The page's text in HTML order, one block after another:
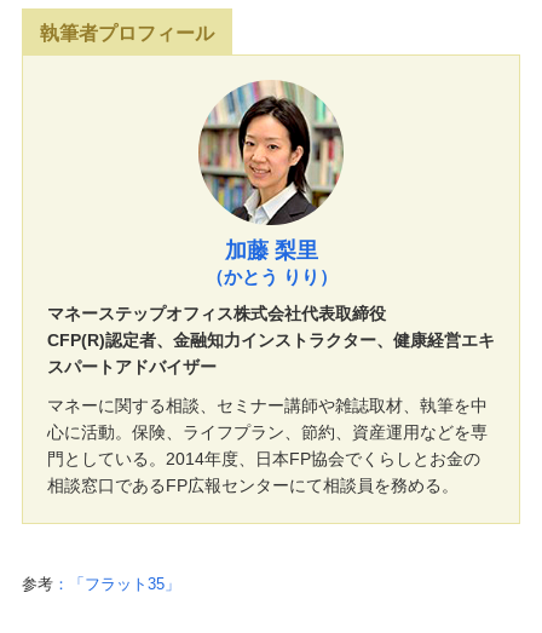
執筆者プロフィール
加藤 梨里
（かとう りり）
マネーステップオフィス株式会社代表取締役
CFP(R)認定者、金融知力インストラクター、健康経営エキ
スパートアドバイザー
マネーに関する相談、セミナー講師や雑誌取材、執筆を中
心に活動。保険、ライフプラン、節約、資産運用などを専
門としている。2014年度、日本FP協会でくらしとお金の
相談窓口であるFP広報センターにて相談員を務める。
参考 ：「フラット35」